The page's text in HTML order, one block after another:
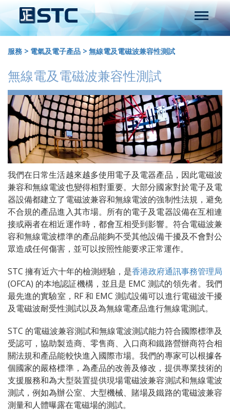
服務 > 電氣及電子產品 > 無線電及電磁波兼容性測試
無線電及電磁波兼容性測試
我們在日常生活越來越多使用電子及電器產品，因此電磁波
兼容和無線電波也變得相對重要。大部分國家對於電子及電
器設備都建立了電磁波兼容和無線電波的強制性法規，避免
不合規的產品進入其市場。所有的電子及電器設備在互相連
接或兩者在相近運作時，都會互相受到影響。符合電磁波兼
容和無線電波標準的產品能夠不受其他設備干擾及不會對公
眾造成任何傷害，並可以按照性能要求正常運作。
STC 擁有近六十年的檢測經驗，是香港政府通訊事務管理局
(OFCA) 的本地認証機構，並且是 EMC 測試的領先者。我們
最先進的實驗室，RF 和 EMC 測試設備可以進行電磁波干擾
及電磁波耐受性測試以及為無線電產品進行無線電測試。
STC 的電磁波兼容測試和無線電波測試能力符合國際標準及
受認可，協助製造商、零售商、入口商和鐵路營辦商符合相
關法規和產品能較快進入國際市場。我們的專家可以根據各
個國家的嚴格標準，為產品的改善及修改，提供專業技術的
支援服務和為大型裝置提供現場電磁波兼容測試和無線電波
測試，例如為辦公室、大型機械、賭場及鐵路的電磁波兼容
測量和人體曝露在電磁場的測試。